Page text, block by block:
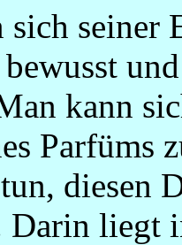
seiner
kann
Parfüms
diesen
Darin liegt